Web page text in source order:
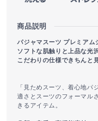
商品説明
パジャマスーツ プレミアム
ソフトな肌触りと上品な光
こだわりの仕様できちんと
「見ためスーツ、着心地パ
適さとスーツのフォーマル
きるアイテム。